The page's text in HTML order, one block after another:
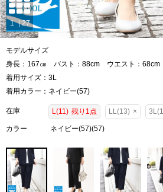
モデルサイズ
身長：167㎝ バスト：88cm ウエスト：
着用サイズ：3L
着用カラー：ネイビー(57)
在庫 L(11) 残り1点 LL(13) ×
カラー ネイビー(57)(57)